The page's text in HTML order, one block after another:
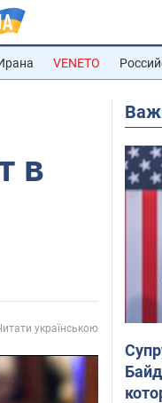
VENETO
в
українською